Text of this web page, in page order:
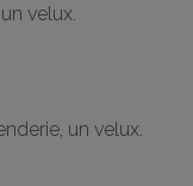
velux.
un velux.